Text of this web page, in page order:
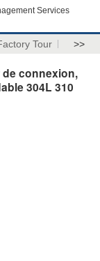
Services
Tour >>
connexion,
304L 310